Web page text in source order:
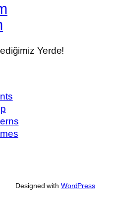
Yerde!
Designed with WordPress